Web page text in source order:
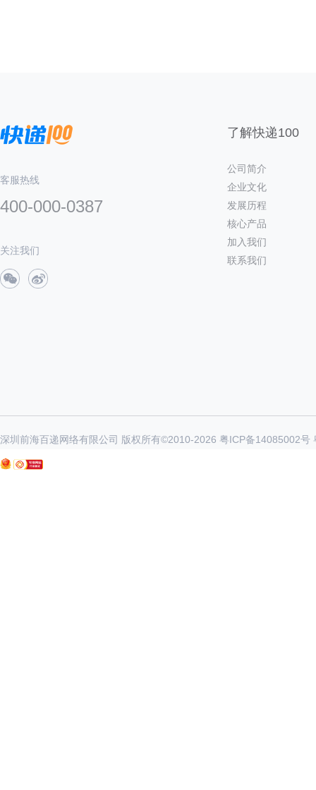
客服热线
400-000-0387
关注我们
了解快递100
公司简介
企业文化
发展历程
核心产品
加入我们
联系我们
深圳前海百递网络有限公司 版权所有©2010-2026 粤ICP备14085002号